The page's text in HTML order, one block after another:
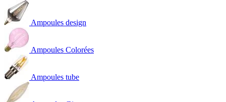
Ampoules design
Ampoules Colorées
Ampoules tube